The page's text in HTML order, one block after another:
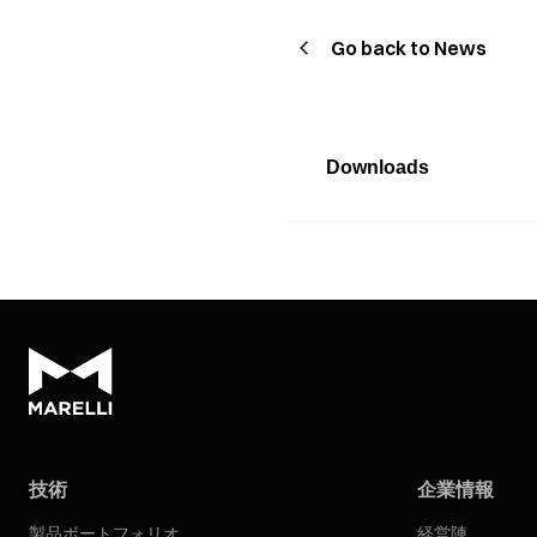
Go back to News
Downloads
技術 企業情報